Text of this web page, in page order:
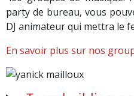
party de bureau, vous
DJ animateur qui mettra le
En savoir plus sur nos